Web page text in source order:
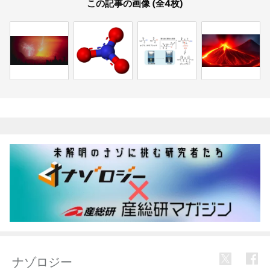
この記事の画像 (全4枚)
ナゾロジー